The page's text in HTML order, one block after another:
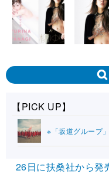
【PICK UP】
※「坂道グループ
26日に扶桑社から発